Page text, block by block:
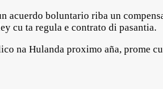
acuerdo boluntario riba un
cu ta regula e contrato di pasantia.
na Hulanda proximo aña, prome